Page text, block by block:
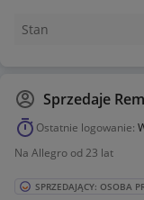
Stan
Sprzedaje
Ostatnie logowanie:
Na Allegro od 23 lat
SPRZEDAJĄCY: OSOBA